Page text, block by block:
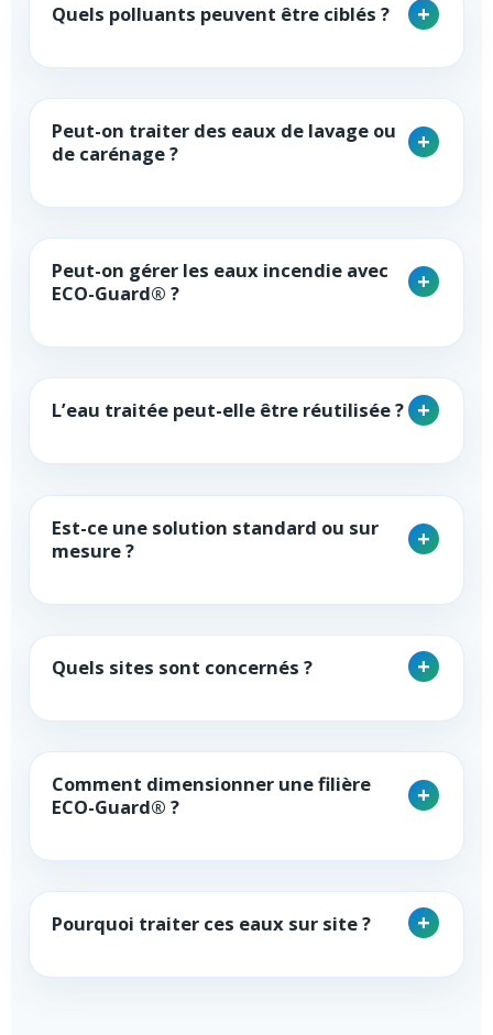
Quels polluants peuvent être ciblés ?
Peut-on traiter des eaux de lavage ou
de carénage ?
Peut-on gérer les eaux incendie avec
ECO-Guard® ?
L’eau traitée peut-elle être réutilisée ?
Est-ce une solution standard ou sur
mesure ?
Quels sites sont concernés ?
Comment dimensionner une filière
ECO-Guard® ?
Pourquoi traiter ces eaux sur site ?